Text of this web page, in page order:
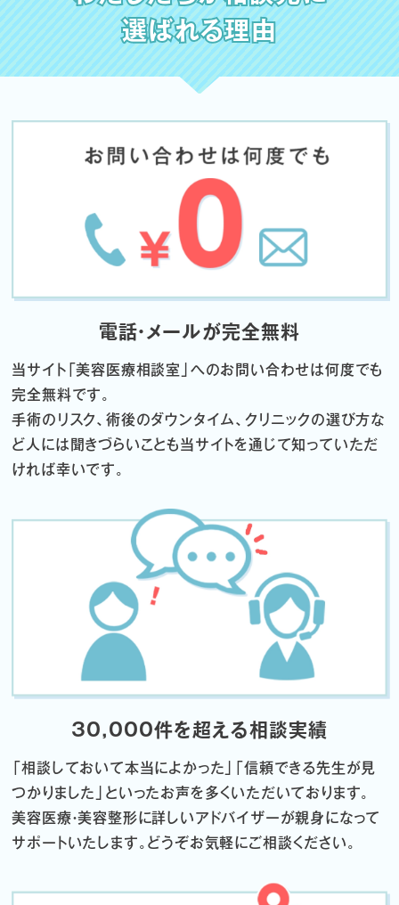
選ばれる理由
電話・メールが完全無料
当サイト「美容医療相談室」へのお問い合わせは何度でも
完全無料です。
手術のリスク、術後のダウンタイム、クリニックの選び方な
ど 人には聞きづらいことも当サイトを通じて知っていただ
ければ幸いです。
30,000件を超える相談実績
「相談しておいて本当によかった」「信頼できる先生が見
つかりました」 といったお声を多くいただいております。
美容医療・美容整形に詳しいアドバイザーが親身になって
サポートいたします。 どうぞお気軽にご相談ください。